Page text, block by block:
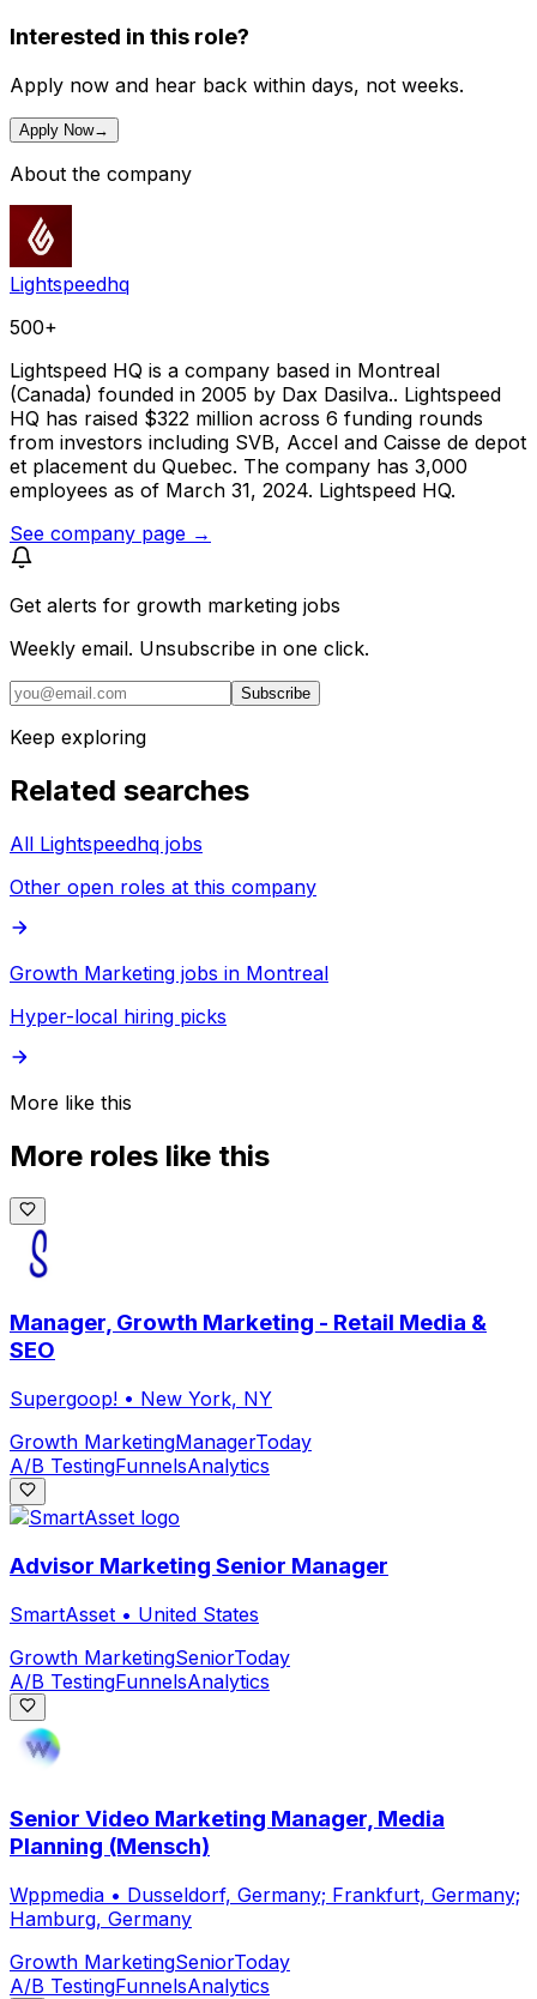
Interested in this role?
Apply now and hear back within days, not weeks.
Apply Now→
About the company
Lightspeedhq
500+
Lightspeed HQ is a company based in Montreal
(Canada) founded in 2005 by Dax Dasilva.. Lightspeed
HQ has raised $322 million across 6 funding rounds
from investors including SVB, Accel and Caisse de depot
et placement du Quebec. The company has 3,000
employees as of March 31, 2024. Lightspeed HQ.
See company page →
Get alerts for growth marketing jobs
Weekly email. Unsubscribe in one click.
Subscribe
Keep exploring
Related searches
All Lightspeedhq jobs
Other open roles at this company
Growth Marketing jobs in Montreal
Hyper-local hiring picks
More like this
More roles like this
Manager, Growth Marketing - Retail Media &
SEO
Supergoop! • New York, NY
Growth MarketingManagerToday
A/B TestingFunnelsAnalytics
Advisor Marketing Senior Manager
SmartAsset • United States
Growth MarketingSeniorToday
A/B TestingFunnelsAnalytics
Senior Video Marketing Manager, Media
Planning (Mensch)
Wppmedia • Dusseldorf, Germany; Frankfurt, Germany;
Hamburg, Germany
Growth MarketingSeniorToday
A/B TestingFunnelsAnalytics